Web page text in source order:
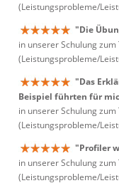
(Leistungsprobleme/
"Die
in unserer Schulung
(Leistungsprobleme/
"Das
Beispiel führten für
in unserer Schulung
(Leistungsprobleme/
"Profiler
in unserer Schulung
(Leistungsprobleme/